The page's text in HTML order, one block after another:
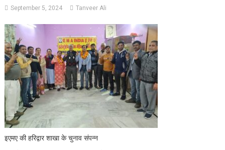
September 5, 2024 Tanveer Ali
इएमए की हरिद्वार शाखा के चुनाव संपन्न